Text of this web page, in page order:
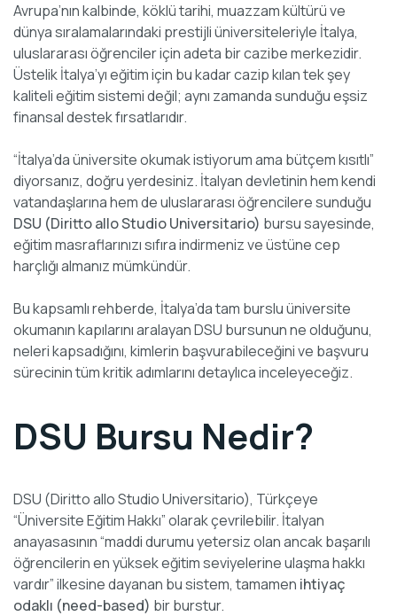
Avrupa’nın kalbinde, köklü tarihi, muazzam kültürü ve
dünya sıralamalarındaki prestijli üniversiteleriyle İtalya,
uluslararası öğrenciler için adeta bir cazibe merkezidir.
Üstelik İtalya’yı eğitim için bu kadar cazip kılan tek şey
kaliteli eğitim sistemi değil; aynı zamanda sunduğu eşsiz
finansal destek fırsatlarıdır.
“İtalya’da üniversite okumak istiyorum ama bütçem kısıtlı”
diyorsanız, doğru yerdesiniz. İtalyan devletinin hem kendi
vatandaşlarına hem de uluslararası öğrencilere sunduğu
DSU (Diritto allo Studio Universitario) bursu sayesinde,
eğitim masraflarınızı sıfıra indirmeniz ve üstüne cep
harçlığı almanız mümkündür.
Bu kapsamlı rehberde, İtalya’da tam burslu üniversite
okumanın kapılarını aralayan DSU bursunun ne olduğunu,
neleri kapsadığını, kimlerin başvurabileceğini ve başvuru
sürecinin tüm kritik adımlarını detaylıca inceleyeceğiz.
DSU Bursu Nedir?
DSU (Diritto allo Studio Universitario), Türkçeye
“Üniversite Eğitim Hakkı” olarak çevrilebilir. İtalyan
anayasasının “maddi durumu yetersiz olan ancak başarılı
öğrencilerin en yüksek eğitim seviyelerine ulaşma hakkı
vardır” ilkesine dayanan bu sistem, tamamen ihtiyaç
odaklı (need-based) bir burstur.